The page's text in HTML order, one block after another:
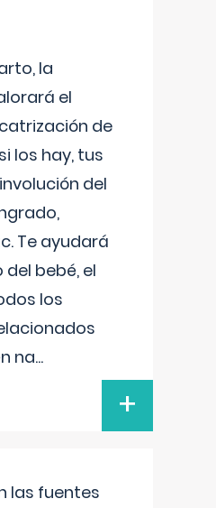
la
el
de
los hay, tus
del
Te ayudará
bebé, el
los
na...
+
las fuentes